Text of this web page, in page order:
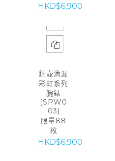
HKD$6,900
銅壺滴漏
彩虹系列
腕錶
(SPW0
03)
限量88
枚
HKD$6,900